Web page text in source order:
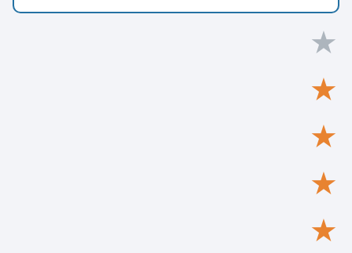
★
★
★
★
★